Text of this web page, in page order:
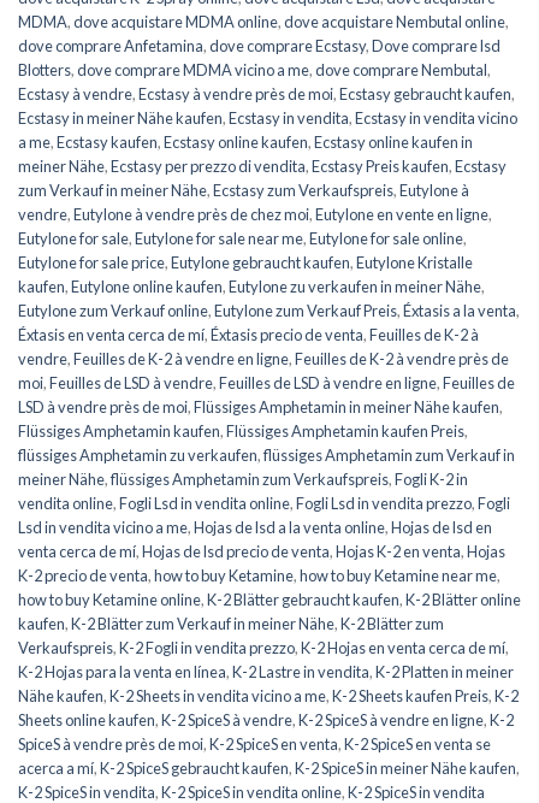
MDMA,dove acquistare MDMA online,dove acquistare Nembutal online,
dove comprare Anfetamina,dove comprare Ecstasy,Dove comprare lsd
Blotters,dove comprare MDMA vicino a me,dove comprare Nembutal,
Ecstasy à vendre,Ecstasy à vendre près de moi,Ecstasy gebraucht kaufen,
Ecstasy in meiner Nähe kaufen,Ecstasy in vendita,Ecstasy in vendita vicino
a me,Ecstasy kaufen,Ecstasy online kaufen,Ecstasy online kaufen in
meiner Nähe,Ecstasy per prezzo di vendita,Ecstasy Preis kaufen,Ecstasy
zum Verkauf in meiner Nähe,Ecstasy zum Verkaufspreis,Eutylone à
vendre,Eutylone à vendre près de chez moi,Eutylone en vente en ligne,
Eutylone for sale,Eutylone for sale near me,Eutylone for sale online,
Eutylone for sale price,Eutylone gebraucht kaufen,Eutylone Kristalle
kaufen,Eutylone online kaufen,Eutylone zu verkaufen in meiner Nähe,
Eutylone zum Verkauf online,Eutylone zum Verkauf Preis,Éxtasis a la venta,
Éxtasis en venta cerca de mí,Éxtasis precio de venta,Feuilles de K-2 à
vendre,Feuilles de K-2 à vendre en ligne,Feuilles de K-2 à vendre près de
moi,Feuilles de LSD à vendre,Feuilles de LSD à vendre en ligne,Feuilles de
LSD à vendre près de moi,Flüssiges Amphetamin in meiner Nähe kaufen,
Flüssiges Amphetamin kaufen,Flüssiges Amphetamin kaufen Preis,
flüssiges Amphetamin zu verkaufen,flüssiges Amphetamin zum Verkauf in
meiner Nähe,flüssiges Amphetamin zum Verkaufspreis,Fogli K-2 in
vendita online,Fogli Lsd in vendita online,Fogli Lsd in vendita prezzo,Fogli
Lsd in vendita vicino a me,Hojas de lsd a la venta online,Hojas de lsd en
venta cerca de mí,Hojas de lsd precio de venta,Hojas K-2 en venta,Hojas
K-2 precio de venta,how to buy Ketamine,how to buy Ketamine near me,
how to buy Ketamine online,K-2 Blätter gebraucht kaufen,K-2 Blätter online
kaufen,K-2 Blätter zum Verkauf in meiner Nähe,K-2 Blätter zum
Verkaufspreis,K-2 Fogli in vendita prezzo,K-2 Hojas en venta cerca de mí,
K-2 Hojas para la venta en línea,K-2 Lastre in vendita,K-2 Platten in meiner
Nähe kaufen,K-2 Sheets in vendita vicino a me,K-2 Sheets kaufen Preis,K-2
Sheets online kaufen,K-2 SpiceS à vendre,K-2 SpiceS à vendre en ligne,K-2
SpiceS à vendre près de moi,K-2 SpiceS en venta,K-2 SpiceS en venta se
acerca a mí,K-2 SpiceS gebraucht kaufen,K-2 SpiceS in meiner Nähe kaufen,
K-2 SpiceS in vendita,K-2 SpiceS in vendita online,K-2 SpiceS in vendita